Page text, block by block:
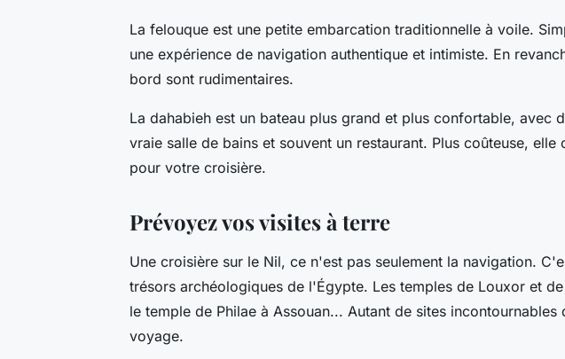
La felouque est une petite embarcation traditionnelle à voile.
une expérience de navigation authentique et intimiste. En
bord sont rudimentaires.
La dahabieh est un bateau plus grand et plus confortable, avec
vraie salle de bains et souvent un restaurant. Plus coûteuse,
pour votre croisière.
Prévoyez vos visites à terre
Une croisière sur le Nil, ce n'est pas seulement la navigation.
trésors archéologiques de l'Égypte. Les temples de Louxor et
le temple de Philae à Assouan... Autant de sites
voyage.